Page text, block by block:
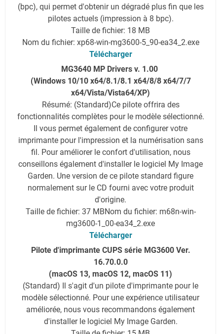
(bpc), qui permet d'obtenir un dégradé plus fin que les
pilotes actuels (impression à 8 bpc).
Taille de fichier: 18 MB
Nom du fichier: xp68-win-mg3600-5_90-ea34_2.exe
Télécharger
MG3640 MP Drivers v. 1.00
(Windows 10/10 x64/8.1/8.1 x64/8/8 x64/7/7
x64/Vista/Vista64/XP)
Résumé: (Standard)Ce pilote offrira des
fonctionnalités complètes pour le modèle sélectionné.
Il vous permet également de configurer votre
imprimante pour l'impression et la numérisation sans
fil. Pour améliorer le confort d'utilisation, nous
conseillons également d'installer le logiciel My Image
Garden. Une version de ce pilote standard figure
normalement sur le CD fourni avec votre produit
d'origine.
Taille de fichier: 37 MBNom du fichier: m68n-win-
mg3600-1_00-ea34_2.exe
Télécharger
Pilote d'imprimante CUPS série MG3600 Ver.
16.70.0.0
(macOS 13, macOS 12, macOS 11)
(Standard) Il s'agit d'un pilote d'imprimante pour le
modèle sélectionné. Pour une expérience utilisateur
améliorée, nous vous recommandons également
d'installer le logiciel My Image Garden.